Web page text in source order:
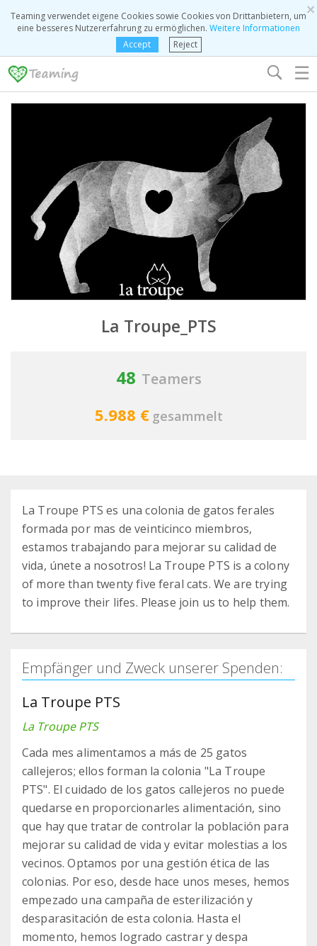
×
Teaming verwendet eigene Cookies sowie Cookies von Drittanbietern, um
eine besseres Nutzererfahrung zu ermöglichen. Weitere Informationen
Accept
Reject
☰
La Troupe_PTS
48 Teamers
5.988 € gesammelt
La Troupe PTS es una colonia de gatos ferales
formada por mas de veinticinco miembros,
estamos trabajando para mejorar su calidad de
vida, únete a nosotros! La Troupe PTS is a colony
of more than twenty five feral cats. We are trying
to improve their lifes. Please join us to help them.
Empfänger und Zweck unserer Spenden:
La Troupe PTS
La Troupe PTS
Cada mes alimentamos a más de 25 gatos
callejeros; ellos forman la colonia "La Troupe
PTS". El cuidado de los gatos callejeros no puede
quedarse en proporcionarles alimentación, sino
que hay que tratar de controlar la población para
mejorar su calidad de vida y evitar molestias a los
vecinos. Optamos por una gestión ética de las
colonias. Por eso, desde hace unos meses, hemos
empezado una campaña de esterilización y
desparasitación de esta colonia. Hasta el
momento, hemos logrado castrar y despa